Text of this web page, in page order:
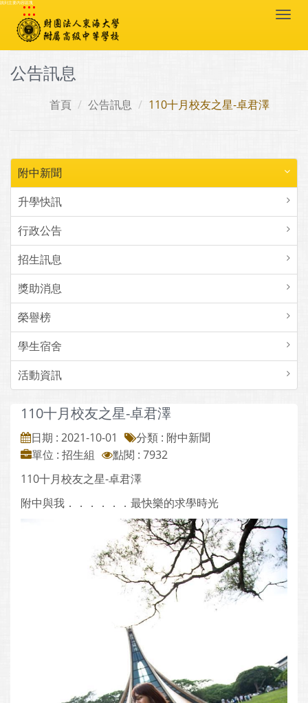
跳到主要內容區塊
:::
公告訊息
首頁 公告訊息 110十月校友之星-卓君澤
附中新聞
升學快訊
行政公告
招生訊息
獎助消息
榮譽榜
學生宿舍
活動資訊
110十月校友之星-卓君澤
日期 : 2021-10-01
分類 : 附中新聞
單位 : 招生組
點閱 : 7932
110十月校友之星-卓君澤
附中與我．．．．．．最快樂的求學時光